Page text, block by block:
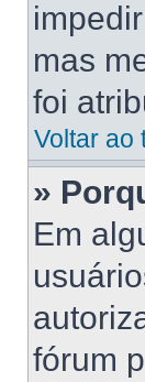
mas
foi
Voltar ao
»
Em
fórum